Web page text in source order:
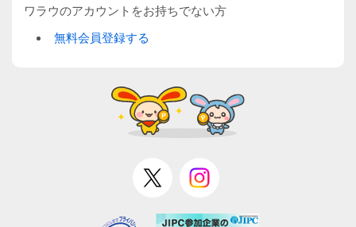
ワラウのアカウントをお持ちでない方
無料会員登録する